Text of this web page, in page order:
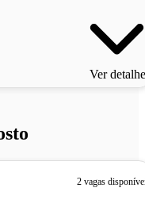
Ver
2 vagas